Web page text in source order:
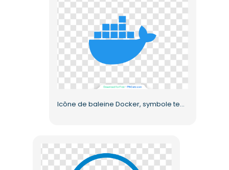
Icône de baleine Docker, symbole technologique moderne, PNG gratuit